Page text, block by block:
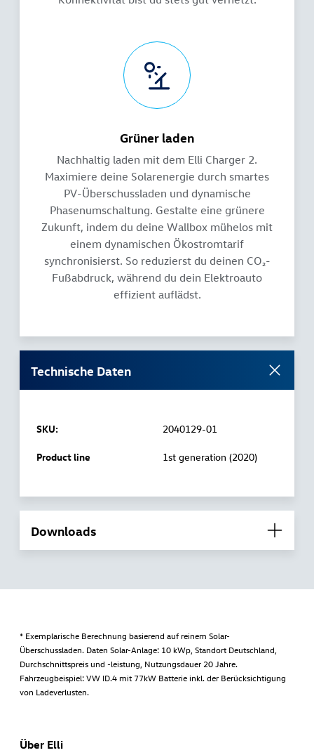
Grüner laden
Nachhaltig laden mit dem Elli Charger 2.
Maximiere deine Solarenergie durch smartes
PV-Überschussladen und dynamische
Phasenumschaltung. Gestalte eine grünere
Zukunft, indem du deine Wallbox mühelos mit
einem dynamischen Ökostromtarif
synchronisierst. So reduzierst du deinen CO₂-
Fußabdruck, während du dein Elektroauto
effizient auflädst.
Technische Daten
SKU: 2040129-01
Product line 1st generation (2020)
Downloads
* Exemplarische Berechnung basierend auf reinem Solar-
Überschussladen. Daten Solar-Anlage: 10 kWp, Standort Deutschland,
Durchschnittspreis und -leistung, Nutzungsdauer 20 Jahre.
Fahrzeugbeispiel: VW ID.4 mit 77kW Batterie inkl. der Berücksichtigung
von Ladeverlusten.
Über Elli